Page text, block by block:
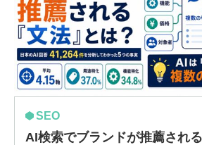
SEO
AI検索でブランドが推薦され